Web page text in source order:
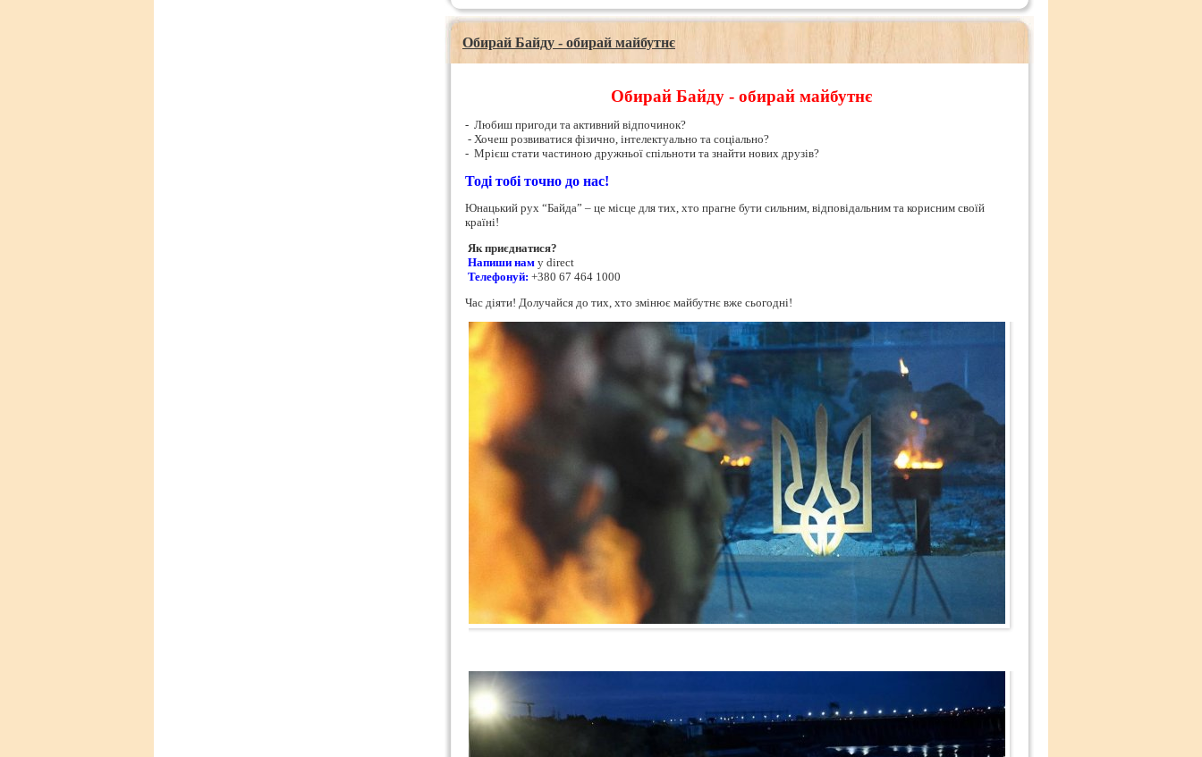
Обирай Байду - обирай майбутнє
Обирай Байду - обирай майбутнє
- Любиш пригоди та активний відпочинок?
- Хочеш розвиватися фізично, інтелектуально та соціально?
- Мрієш стати частиною дружньої спільноти та знайти нових друзів?
Тоді тобі точно до нас!
Юнацький рух “Байда” – це місце для тих, хто прагне бути сильним, відповідальним та корисним своїй
країні!
Як приєднатися?
Напиши нам у direct
Телефонуй: +380 67 464 1000
Час діяти! Долучайся до тих, хто змінює майбутнє вже сьогодні!